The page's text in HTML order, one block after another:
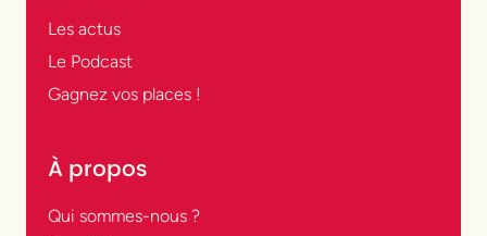
Les actus
Le Podcast
Gagnez vos places !
À propos
Qui sommes-nous ?